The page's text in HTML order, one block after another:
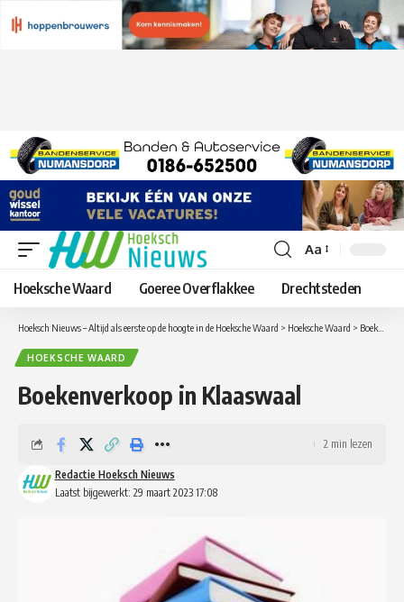
Lettergrootte
aanpassen
Aa
Hoeksche Waard Goeree Overflakkee Drechtsteden
Hoeksch Nieuws – Altijd als eerste op de hoogte in de Hoeksche Waard > Hoeksche Waard > Boekenverkoop in Klaaswaal
HOEKSCHE WAARD
Boekenverkoop in Klaaswaal
Laatst bijgewerkt: 29 maart 2023 17:08
Redactie Hoeksch Nieuws
2 min lezen